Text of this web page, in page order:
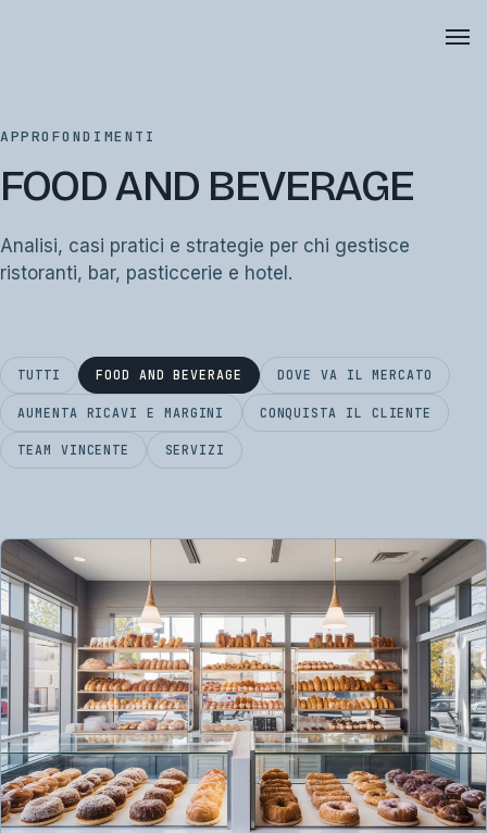
APPROFONDIMENTI
FOOD AND BEVERAGE
Analisi, casi pratici e strategie per chi gestisce
ristoranti, bar, pasticcerie e hotel.
TUTTI FOOD AND BEVERAGE DOVE VA IL MERCATO
AUMENTA RICAVI E MARGINI CONQUISTA IL CLIENTE
TEAM VINCENTE SERVIZI